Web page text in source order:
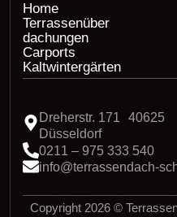
Home
Terrassenüber
dachungen
Carports
Kaltwintergärten
Dreherstr. 171 40625
Düsseldorf
0211 – 975 333 540
info@terrassendach-
Copyright 2026 ©